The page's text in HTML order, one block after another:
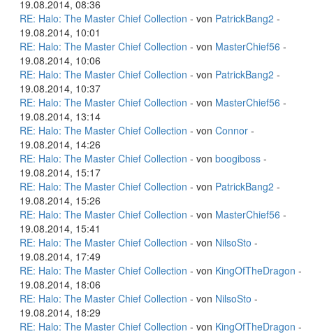
19.08.2014, 08:36
RE: Halo: The Master Chief Collection - von PatrickBang2 -
19.08.2014, 10:01
RE: Halo: The Master Chief Collection - von MasterChief56 -
19.08.2014, 10:06
RE: Halo: The Master Chief Collection - von PatrickBang2 -
19.08.2014, 10:37
RE: Halo: The Master Chief Collection - von MasterChief56 -
19.08.2014, 13:14
RE: Halo: The Master Chief Collection - von Connor -
19.08.2014, 14:26
RE: Halo: The Master Chief Collection - von boogiboss -
19.08.2014, 15:17
RE: Halo: The Master Chief Collection - von PatrickBang2 -
19.08.2014, 15:26
RE: Halo: The Master Chief Collection - von MasterChief56 -
19.08.2014, 15:41
RE: Halo: The Master Chief Collection - von NilsoSto -
19.08.2014, 17:49
RE: Halo: The Master Chief Collection - von KingOfTheDragon -
19.08.2014, 18:06
RE: Halo: The Master Chief Collection - von NilsoSto -
19.08.2014, 18:29
RE: Halo: The Master Chief Collection - von KingOfTheDragon -